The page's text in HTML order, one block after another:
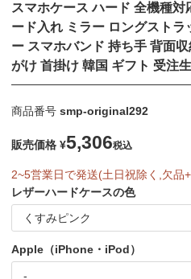
スマホケース ハード 全機種
ード入れ ミラー ロングスト
ー スマホバンド 持ち手 背面
がけ 首掛け 韓国 ギフト 受注
商品番号 smp-original292
販売価格 ¥5,306税込
2~5営業日で発送(土日祝除く,欠品
レザーハードケースの色
Apple（iPhone・iPod）